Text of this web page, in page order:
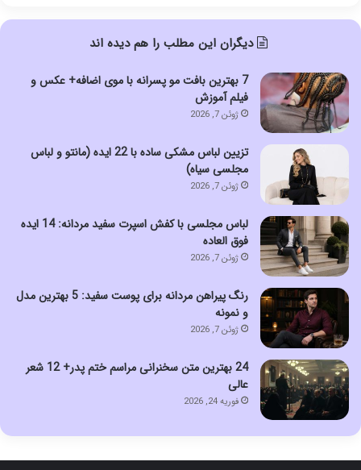
دیگران این مطلب را هم دیده اند
7 بهترین بافت مو پسرانه با موی اضافه+ عکس و
فیلم آموزش
ژوئن 7, 2026
تزیین لباس مشکی ساده با 22 ایده (مانتو و لباس
مجلسی سیاه)
ژوئن 7, 2026
لباس مجلسی با کفش اسپرت سفید مردانه: 14 ایده
فوق العاده
ژوئن 7, 2026
رنگ پیراهن مردانه برای پوست سفید: 5 بهترین مدل
و نمونه
ژوئن 7, 2026
24 بهترین متن سخنرانی مراسم ختم پدر+ 12 شعر
عالی
فوریه 24, 2026